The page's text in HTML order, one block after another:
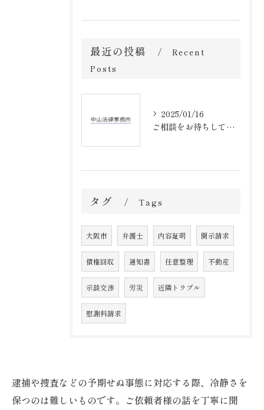
最近の投稿
Recent
Posts
2025/01/16
ご相談をお待ちしております
タグ Tags
大阪市 弁護士 内容証明 開示請求
債権回収 通知書 任意整理 不動産
示談交渉 労災 近隣トラブル
慰謝料請求
逮捕や捜査などの予期せぬ事態に対応する際、冷静さを
保つのは難しいものです。ご依頼者様の話を丁寧に聞